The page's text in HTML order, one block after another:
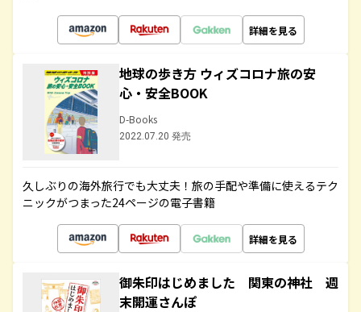
詳細を見る
地球の歩き方 ウィズコロナ旅の安
心・安全BOOK
D-Books
2022.07.20 発売
久しぶりの海外旅行でも大丈夫！旅の手配や準備に使えるテク
ニックがつまった24ページの電子書籍
詳細を見る
御朱印はじめました 関東の神社 週
末開運さんぽ